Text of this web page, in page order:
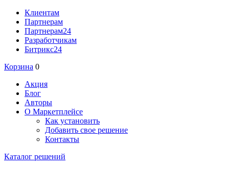
Клиентам
Партнерам
Партнерам24
Разработчикам
Битрикс24
Корзина 0
Акция
Блог
Авторы
О Маркетплейсе
Как установить
Добавить свое решение
Контакты
Каталог решений